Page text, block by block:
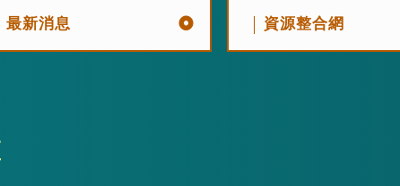
最新消息 資源整合網